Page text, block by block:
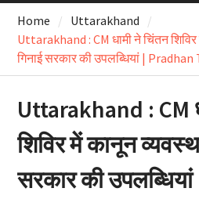
Home
Uttarakhand
Uttarakhand : CM धामी ने चिंतन
गिनाई सरकार की उपलब्धियां |
Uttarakhand : CM
शिविर में कानून
सरकार की